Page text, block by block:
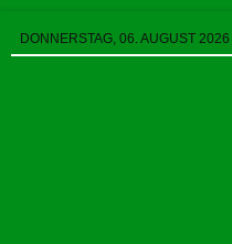
DONNERSTAG, 06. AUGUST 2026